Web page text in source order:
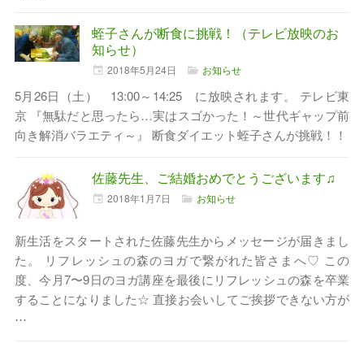
蛭子さんが断食に挑戦！（テレビ放映のお
知らせ）
2018年5月24日 お知らせ
5月26日（土） 13:00～14:25 に放映されます。 テレビ東
京 『無駄だと思ったら…実はスゴかった！～世代ギャップ前
向き解消バラエティ～』 断食ダイエット蛭子さんが挑戦！！
佐藤先生、ご結婚おめでとうございます♫
2018年1月7日 お知らせ
新生活をスタートされた佐藤先生からメッセージが届きまし
た。 リフレッシュの森のヨガで繋がれた皆さまへ♡ この
度、今月7〜9日のヨガ講座を最後にリフレッシュの森を卒業
することになりました☆ 直接お会いしてご挨拶できない方が
⋯